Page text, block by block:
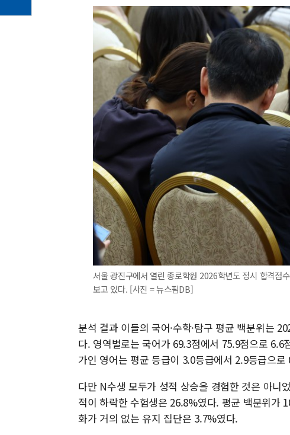
서울 광진구에서 열린 종로학원 2026학년도 정시 합격점
보고 있다. [사진 = 뉴스핌DB]
분석 결과 이들의 국어·수학·탐구 평균 백분위는
다. 영역별로는 국어가 69.3점에서 75.9점으로
가인 영어는 평균 등급이 3.0등급에서 2.9등급으로
다만 N수생 모두가 성적 상승을 경험한 것은 아니
적이 하락한 수험생은 26.8%였다. 평균 백분위가
화가 거의 없는 유지 집단은 3.7%였다.